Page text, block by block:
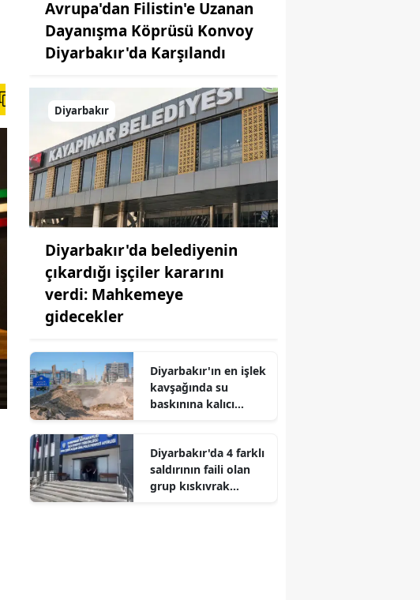
Avrupa'dan Filistin'e Uzanan
Dayanışma Köprüsü Konvoy
Diyarbakır'da Karşılandı
Diyarbakır
Diyarbakır'da belediyenin
çıkardığı işçiler kararını
verdi: Mahkemeye
gidecekler
Diyarbakır'ın en işlek
kavşağında su
baskınına kalıcı
Diyarbakır'da 4 farklı
saldırının faili olan
grup kıskıvrak